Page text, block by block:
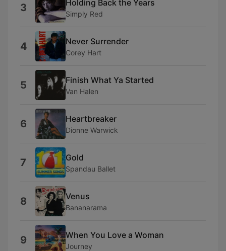
3 Holding Back the Years
Simply Red
4 Never Surrender
Corey Hart
5 Finish What Ya Started
Van Halen
6 Heartbreaker
Dionne Warwick
7 Gold
Spandau Ballet
8 Venus
Bananarama
9 When You Love a Woman
Journey